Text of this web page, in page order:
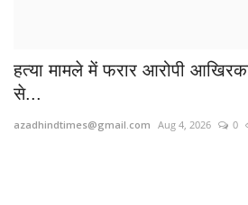
हत्या मामले में फरार आरोपी
से...
azadhindtimes@gmail.com Aug 4, 2026 0